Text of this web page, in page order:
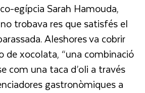
egípcia Sarah Hamouda,
trobava res que satisfés el
Aleshores va cobrir
de xocolata, “una combinació
com una taca d’oli a través
gastronòmiques a